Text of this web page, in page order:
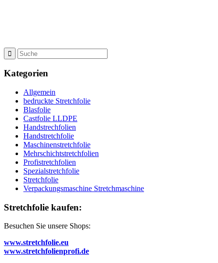
Kategorien
Allgemein
bedruckte Stretchfolie
Blasfolie
Castfolie LLDPE
Handstrechfolien
Handstretchfolie
Maschinenstretchfolie
Mehrschichtstretchfolien
Profistretchfolien
Spezialstretchfolie
Stretchfolie
Verpackungsmaschine Stretchmaschine
Stretchfolie kaufen:
Besuchen Sie unsere Shops:
www.stretchfolie.eu
www.stretchfolienprofi.de